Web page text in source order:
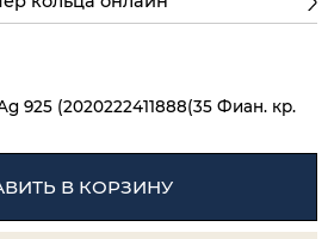
925 (2020222411888(35 Фиан. кр.
В КОРЗИНУ